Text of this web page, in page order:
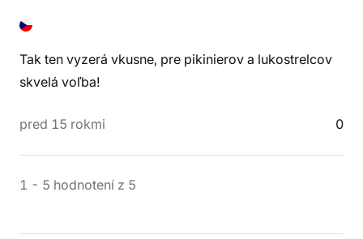
Tak ten vyzerá vkusne, pre pikinierov a lukostrelcov
skvelá voľba!
pred 15 rokmi 0
1 - 5 hodnotení z 5